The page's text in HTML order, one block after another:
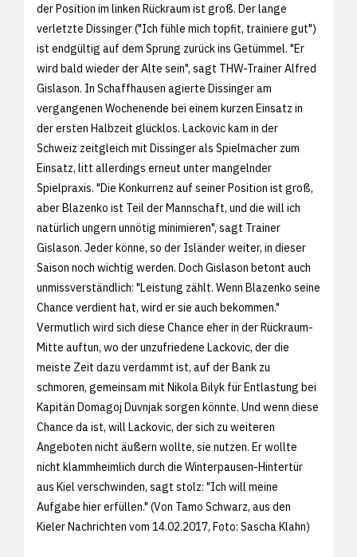
der Position im linken Rückraum ist groß. Der lange
verletzte Dissinger ("Ich fühle mich topfit, trainiere gut")
ist endgültig auf dem Sprung zurück ins Getümmel. "Er
wird bald wieder der Alte sein", sagt THW-Trainer Alfred
Gislason. In Schaffhausen agierte Dissinger am
vergangenen Wochenende bei einem kurzen Einsatz in
der ersten Halbzeit glücklos. Lackovic kam in der
Schweiz zeitgleich mit Dissinger als Spielmacher zum
Einsatz, litt allerdings erneut unter mangelnder
Spielpraxis. "Die Konkurrenz auf seiner Position ist groß,
aber Blazenko ist Teil der Mannschaft, und die will ich
natürlich ungern unnötig minimieren", sagt Trainer
Gislason. Jeder könne, so der Isländer weiter, in dieser
Saison noch wichtig werden. Doch Gislason betont auch
unmissverständlich: "Leistung zählt. Wenn Blazenko seine
Chance verdient hat, wird er sie auch bekommen."
Vermutlich wird sich diese Chance eher in der Rückraum-
Mitte auftun, wo der unzufriedene Lackovic, der die
meiste Zeit dazu verdammt ist, auf der Bank zu
schmoren, gemeinsam mit Nikola Bilyk für Entlastung bei
Kapitän Domagoj Duvnjak sorgen könnte. Und wenn diese
Chance da ist, will Lackovic, der sich zu weiteren
Angeboten nicht äußern wollte, sie nutzen. Er wollte
nicht klammheimlich durch die Winterpausen-Hintertür
aus Kiel verschwinden, sagt stolz: "Ich will meine
Aufgabe hier erfüllen." (Von Tamo Schwarz, aus den
Kieler Nachrichten vom 14.02.2017, Foto: Sascha Klahn)